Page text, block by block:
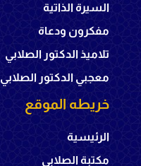
السيرة الذاتية
مفكرون ودعاة
تلاميذ الدكتور الصلابي
معجبي الدكتور الصلابي
خريطه الموقع
الرئيسية
مكتبة الصلابي